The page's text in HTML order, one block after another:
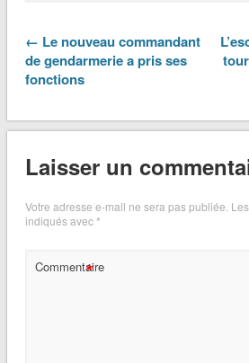
← Le nouveau commandant
de gendarmerie a pris ses
fonctions
Laisser un
Votre adresse e-mail ne sera pas publiée.
indiqués avec*
Commentaire
*